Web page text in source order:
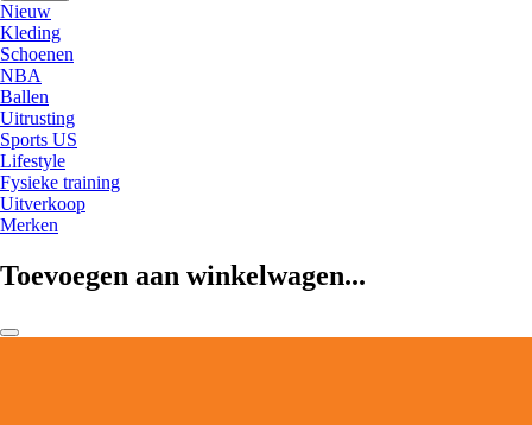
Nieuw
Kleding
Schoenen
NBA
Ballen
Uitrusting
Sports US
Lifestyle
Fysieke training
Uitverkoop
Merken
Toevoegen aan winkelwagen...